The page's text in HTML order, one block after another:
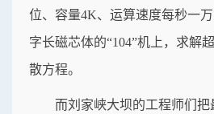
位、容量4K、运算速度每秒一
字长磁芯体的“104”机上，求解
散方程。
而刘家峡大坝的工程师们